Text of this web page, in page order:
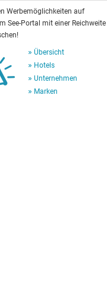
Werbemöglichkeiten auf
See-Portal mit einer Reichweite
Übersicht
Hotels
Unternehmen
Marken